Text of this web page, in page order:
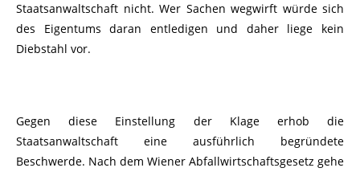
Staatsanwaltschaft nicht. Wer Sachen wegwirft würde sich
des Eigentums daran entledigen und daher liege kein
Diebstahl vor.
Gegen diese Einstellung der Klage erhob die
Staatsanwaltschaft eine ausführlich begründete
Beschwerde. Nach dem Wiener Abfallwirtschaftsgesetz gehe